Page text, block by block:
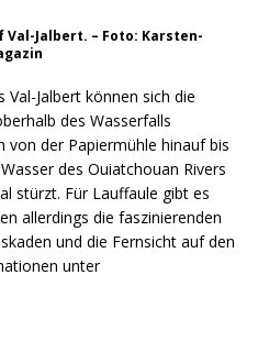
Jalbert. – Foto: Karsten-
Val-Jalbert können sich die
des Wasserfalls
von der Papiermühle hinauf bis
des Ouiatchouan Rivers
stürzt. Für Lauffaule gibt es
allerdings die faszinierenden
und die Fernsicht auf den
unter